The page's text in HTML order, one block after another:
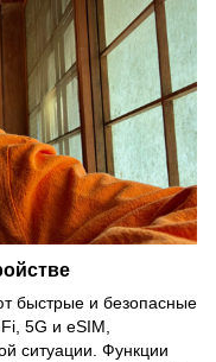
быстрые и безопасные
5G и eSIM,
ситуации. Функции